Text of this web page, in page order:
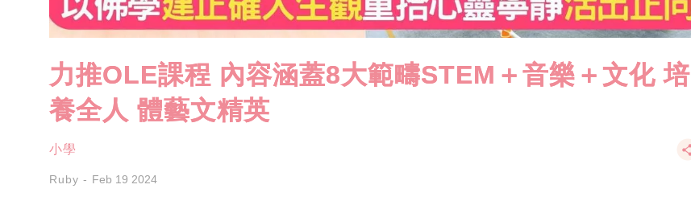
力推OLE課程 內容涵蓋8大範疇STEM＋音樂＋文化 培
養全人 體藝文精英
小學
Ruby Feb 19 2024